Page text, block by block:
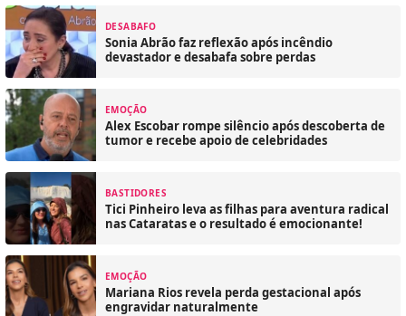
DESABAFO
Sonia Abrão faz reflexão após incêndio
devastador e desabafa sobre perdas
EMOÇÃO
Alex Escobar rompe silêncio após descoberta de
tumor e recebe apoio de celebridades
BASTIDORES
Tici Pinheiro leva as filhas para aventura radical
nas Cataratas e o resultado é emocionante!
EMOÇÃO
Mariana Rios revela perda gestacional após
engravidar naturalmente